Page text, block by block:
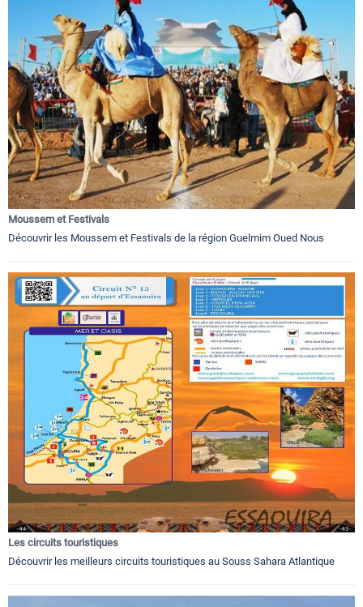
Moussem et Festivals
Découvrir les Moussem et Festivals de la région Guelmim Oued Nous
Les circuits touristiques
Découvrir les meilleurs circuits touristiques au Souss Sahara Atlantique